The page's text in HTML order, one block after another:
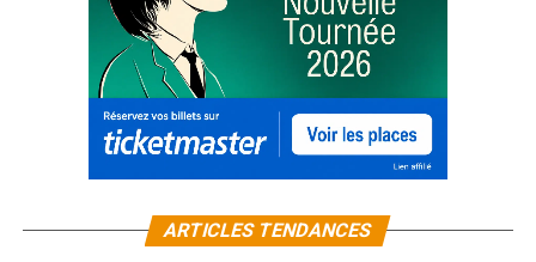
ARTICLES TENDANCES